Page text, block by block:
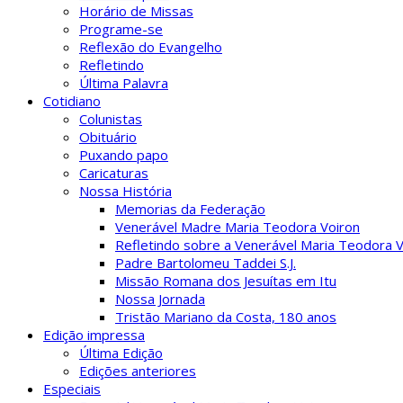
Horário de Missas
Programe-se
Reflexão do Evangelho
Refletindo
Última Palavra
Cotidiano
Colunistas
Obituário
Puxando papo
Caricaturas
Nossa História
Memorias da Federação
Venerável Madre Maria Teodora Voiron
Refletindo sobre a Venerável Maria Teodora
Padre Bartolomeu Taddei S.J.
Missão Romana dos Jesuítas em Itu
Nossa Jornada
Tristão Mariano da Costa, 180 anos
Edição impressa
Última Edição
Edições anteriores
Especiais